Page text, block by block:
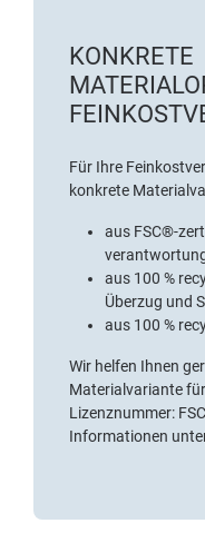
KONKRETE
Für Ihre
konkrete
aus FSC®-
aus 100 %
Überzug und
aus 100 %
Wir helfen Ihnen
Materialvariante
Lizenznummer:
Informationen